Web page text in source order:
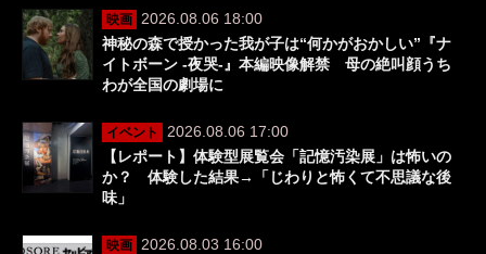
映画
2026.08.06 18:00
神秘の森で授かった我が子は“何かがおかしい”『ナ
イトボーン -夜哭-』本編映像解禁 母の絶叫顔うち
わが全国の劇場に
イベント
2026.08.06 17:00
【レポート】体験型展覧会「記憶汚染展」は怖いの
か？ 体験した結果→「じわりと怖くて不思議な後
味」
映画
2026.08.03 16:00